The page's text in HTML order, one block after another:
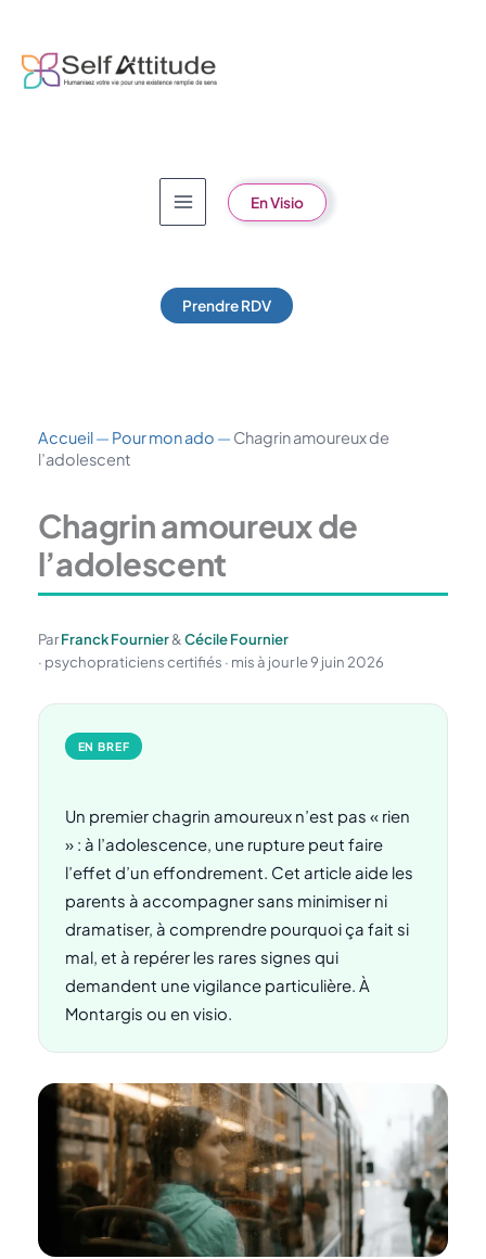
contenu
En Visio
Prendre RDV
Accueil— Pour mon ado — Chagrin amoureux de
l’adolescent
Chagrin amoureux de
l’adolescent
ParFranck Fournier&Cécile Fournier
· psychopraticiens certifiés · mis à jour le 9 juin 2026
EN BREF
Un premier chagrin amoureux n’est pas « rien
» : à l’adolescence, une rupture peut faire
l’effet d’un effondrement. Cet article aide les
parents à accompagner sans minimiser ni
dramatiser, à comprendre pourquoi ça fait si
mal, et à repérer les rares signes qui
demandent une vigilance particulière. À
Montargis ou en visio.